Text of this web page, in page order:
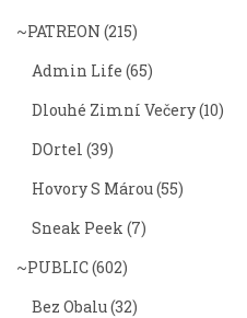
~PATREON (215)
Admin Life (65)
Dlouhé Zimní Večery(10)
DOrtel (39)
Hovory S Márou(55)
Sneak Peek (7)
~PUBLIC(602)
Bez Obalu(32)